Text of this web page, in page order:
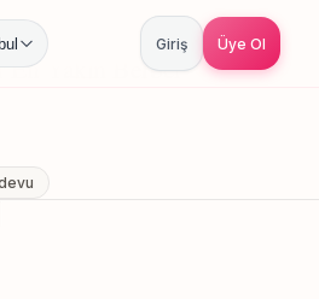
Giriş Üye Ol
Dinar En Yakin Berber
En Yakin Berber